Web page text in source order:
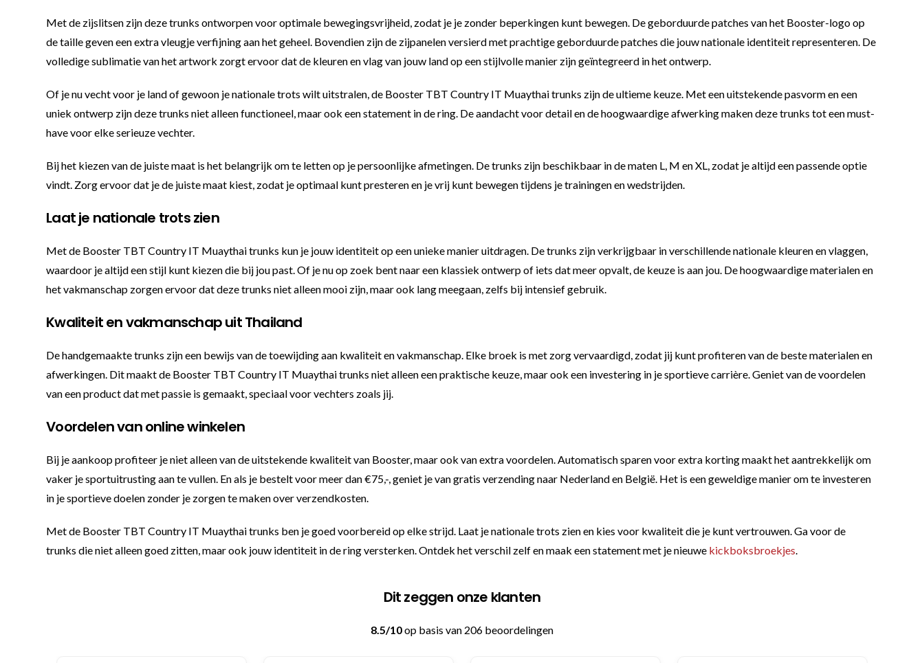
Met de zijslitsen zijn deze trunks ontworpen voor optimale bewegingsvrijheid, zodat je je zonder beperkingen kunt bewegen. De geborduurde patches van het Booster-logo op
de taille geven een extra vleugje verfijning aan het geheel. Bovendien zijn de zijpanelen versierd met prachtige geborduurde patches die jouw nationale identiteit representeren. De
volledige sublimatie van het artwork zorgt ervoor dat de kleuren en vlag van jouw land op een stijlvolle manier zijn geïntegreerd in het ontwerp.
Of je nu vecht voor je land of gewoon je nationale trots wilt uitstralen, de Booster TBT Country IT Muaythai trunks zijn de ultieme keuze. Met een uitstekende pasvorm en een
uniek ontwerp zijn deze trunks niet alleen functioneel, maar ook een statement in de ring. De aandacht voor detail en de hoogwaardige afwerking maken deze trunks tot een must-
have voor elke serieuze vechter.
Bij het kiezen van de juiste maat is het belangrijk om te letten op je persoonlijke afmetingen. De trunks zijn beschikbaar in de maten L, M en XL, zodat je altijd een passende optie
vindt. Zorg ervoor dat je de juiste maat kiest, zodat je optimaal kunt presteren en je vrij kunt bewegen tijdens je trainingen en wedstrijden.
Laat je nationale trots zien
Met de Booster TBT Country IT Muaythai trunks kun je jouw identiteit op een unieke manier uitdragen. De trunks zijn verkrijgbaar in verschillende nationale kleuren en vlaggen,
waardoor je altijd een stijl kunt kiezen die bij jou past. Of je nu op zoek bent naar een klassiek ontwerp of iets dat meer opvalt, de keuze is aan jou. De hoogwaardige materialen en
het vakmanschap zorgen ervoor dat deze trunks niet alleen mooi zijn, maar ook lang meegaan, zelfs bij intensief gebruik.
Kwaliteit en vakmanschap uit Thailand
De handgemaakte trunks zijn een bewijs van de toewijding aan kwaliteit en vakmanschap. Elke broek is met zorg vervaardigd, zodat jij kunt profiteren van de beste materialen en
afwerkingen. Dit maakt de Booster TBT Country IT Muaythai trunks niet alleen een praktische keuze, maar ook een investering in je sportieve carrière. Geniet van de voordelen
van een product dat met passie is gemaakt, speciaal voor vechters zoals jij.
Voordelen van online winkelen
Bij je aankoop profiteer je niet alleen van de uitstekende kwaliteit van Booster, maar ook van extra voordelen. Automatisch sparen voor extra korting maakt het aantrekkelijk om
vaker je sportuitrusting aan te vullen. En als je bestelt voor meer dan €75,-, geniet je van gratis verzending naar Nederland en België. Het is een geweldige manier om te investeren
in je sportieve doelen zonder je zorgen te maken over verzendkosten.
Met de Booster TBT Country IT Muaythai trunks ben je goed voorbereid op elke strijd. Laat je nationale trots zien en kies voor kwaliteit die je kunt vertrouwen. Ga voor de
trunks die niet alleen goed zitten, maar ook jouw identiteit in de ring versterken. Ontdek het verschil zelf en maak een statement met je nieuwe kickboksbroekjes.
Dit zeggen onze klanten
8.5/10op basis van 206 beoordelingen